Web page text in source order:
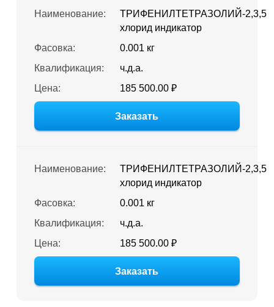
Наименование:
ТРИФЕНИЛТЕТРАЗОЛИЙ-2,3,5
хлорид индикатор
Фасовка:
0.001 кг
Квалификация:
ч.д.а.
Цена:
185 500.00 ₽
Заказать
Наименование:
ТРИФЕНИЛТЕТРАЗОЛИЙ-2,3,5
хлорид индикатор
Фасовка:
0.001 кг
Квалификация:
ч.д.а.
Цена:
185 500.00 ₽
Заказать